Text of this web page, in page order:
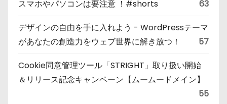
スマホやパソコンは要注意 ！#shorts 63
デザインの自由を手に入れよう - WordPressテーマ
があなたの創造力をウェブ世界に解き放つ！
57
Cookie同意管理ツール「STRIGHT」取り扱い開始
＆リリース記念キャンペーン【ムームードメイン】
55